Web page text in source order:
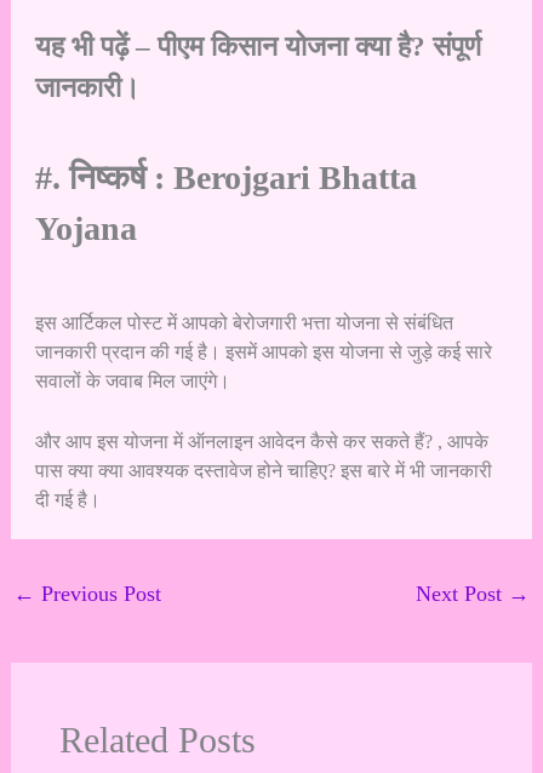
यह भी पढ़ें –पीएम किसान योजना क्या है? संपूर्ण
जानकारी।
#. निष्कर्ष : Berojgari Bhatta
Yojana
इस आर्टिकल पोस्ट में आपको बेरोजगारी भत्ता योजना से संबंधित
जानकारी प्रदान की गई है। इसमें आपको इस योजना से जुड़े कई सारे
सवालों के जवाब मिल जाएंगे।
और आप इस योजना में ऑनलाइन आवेदन कैसे कर सकते हैं? , आपके
पास क्या क्या आवश्यक दस्तावेज होने चाहिए? इस बारे में भी जानकारी
दी गई है।
← Previous Post Next Post →
Related Posts